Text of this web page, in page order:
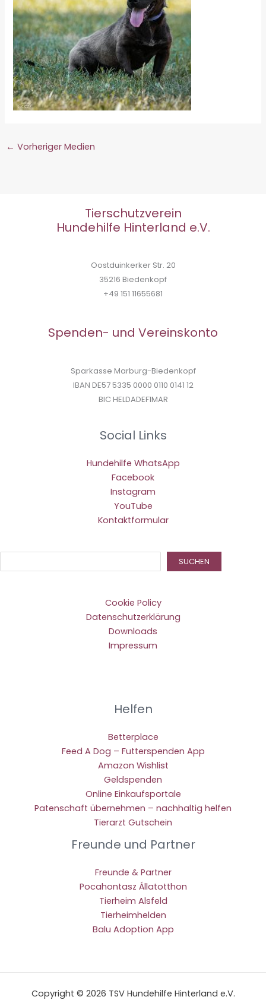
← Vorheriger Medien
Tierschutzverein
Hundehilfe Hinterland e.V.
Oostduinkerker Str. 20
35216 Biedenkopf
+49 151 11655681
Spenden- und Vereinskonto
Sparkasse Marburg-Biedenkopf
IBAN DE57 5335 0000 0110 0141 12
BIC HELDADEF1MAR
Social Links
Hundehilfe WhatsApp
Facebook
Instagram
YouTube
Kontaktformular
SUCHEN
Cookie Policy
Datenschutzerklärung
Downloads
Impressum
Helfen
Betterplace
Feed A Dog – Futterspenden App
Amazon Wishlist
Geldspenden
Online Einkaufsportale
Patenschaft übernehmen – nachhaltig helfen
Tierarzt Gutschein
Freunde und Partner
Freunde & Partner
Pocahontasz Állatotthon
Tierheim Alsfeld
Tierheimhelden
Balu Adoption App
Copyright © 2026 TSV Hundehilfe Hinterland e.V.